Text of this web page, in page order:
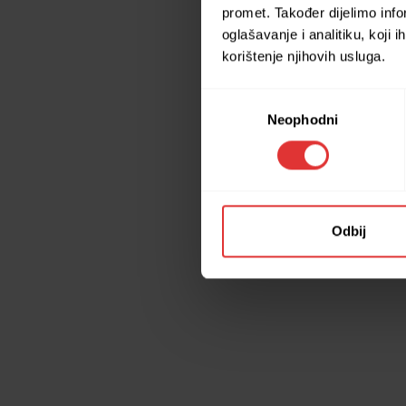
promet. Također dijelimo
oglašavanje i analitiku, koji
korištenje njihovih usluga.
Neophodni
Odbij
Application